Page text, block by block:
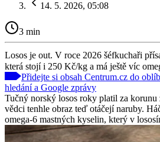
14. 5. 2026, 05:08
3 min
Losos je out. V roce 2026 šéfkuchaři
která stojí i 250 Kč/kg a má ještě víc
Přidejte si obsah Centrum.cz do
hledání a Google zprávy
Tučný norský losos roky platil za
vědci tenhle obraz teď otáčejí naruby.
omega-6 mastných kyselin, který v